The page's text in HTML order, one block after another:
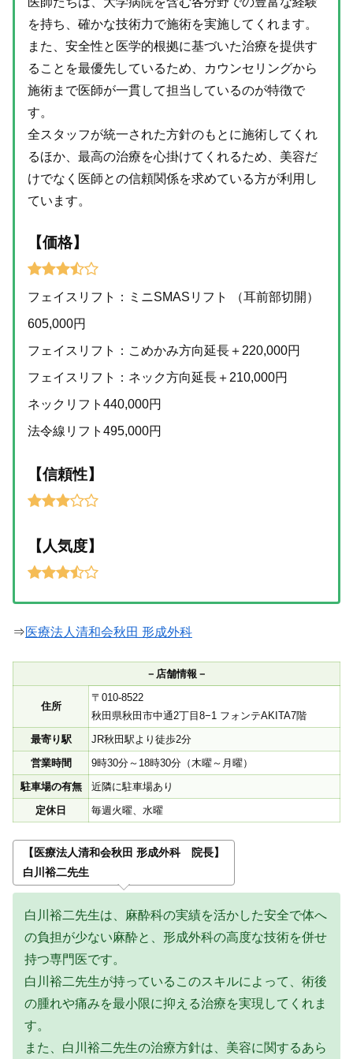
を持ち、確かな技術力で施術を実施してくれます。
また、安全性と医学的根拠に基づいた治療を提供す
ることを最優先しているため、カウンセリングから
施術まで医師が一貫して担当しているのが特徴で
す。
全スタッフが統一された方針のもとに施術してくれ
るほか、最高の治療を心掛けてくれるため、美容だ
けでなく医師との信頼関係を求めている方が利用し
ています。
【価格】
フェイスリフト：ミニSMASリフト （耳前部切開）
605,000円
フェイスリフト：こめかみ方向延長＋220,000円
フェイスリフト：ネック方向延長＋210,000円
ネックリフト440,000円
法令線リフト495,000円
【信頼性】
【人気度】
⇒医療法人清和会秋田 形成外科
－店舗情報－
住所
〒010-8522
秋田県秋田市中通2丁目8−1 フォンテAKITA7階
最寄り駅
JR秋田駅より徒歩2分
営業時間
9時30分～18時30分（木曜～月曜）
駐車場の有無
近隣に駐車場あり
定休日
毎週火曜、水曜
【医療法人清和会秋田 形成外科 院長】
白川裕二先生
白川裕二先生は、麻酔科の実績を活かした安全で体へ
の負担が少ない麻酔と、形成外科の高度な技術を併せ
持つ専門医です。
白川裕二先生が持っているこのスキルによって、術後
の腫れや痛みを最小限に抑える治療を実現してくれま
す。
また、白川裕二先生の治療方針は、美容に関するあら